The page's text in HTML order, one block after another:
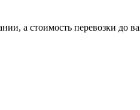
а стоимость перевозки до